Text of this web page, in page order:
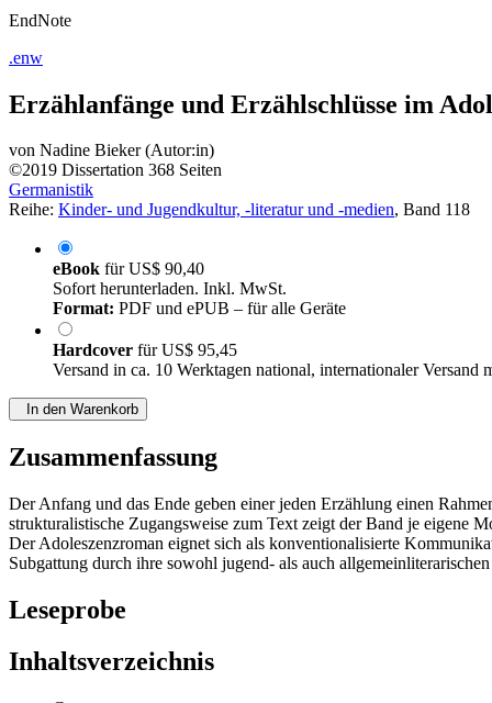
EndNote
.enw
Erzählanfänge und Erzählschlüsse im
von Nadine Bieker (Autor:in)
©2019 Dissertation 368 Seiten
Germanistik
Reihe: Kinder- und Jugendkultur, -literatur und -medien, Band 118
eBook fürUS$ 90,40
Sofort herunterladen. Inkl. MwSt.
Format: PDF und ePUB – für alle Geräte
Hardcover fürUS$ 95,45
Versand in ca. 10 Werktagen national, internationaler Versand
In den Warenkorb
Zusammenfassung
Der Anfang und das Ende geben einer jeden Erzählung einen
strukturalistische Zugangsweise zum Text zeigt der Band je eigene
Der Adoleszenzroman eignet sich als konventionalisierte
Subgattung durch ihre sowohl jugend- als auch
Leseprobe
Inhaltsverzeichnis